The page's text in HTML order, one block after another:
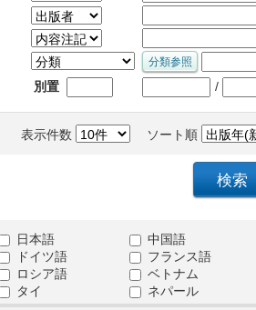
別置 /
表示件数 ソート順
日本語
中国語
ドイツ語
フランス語
ロシア語
ベトナム
タイ
ネパール